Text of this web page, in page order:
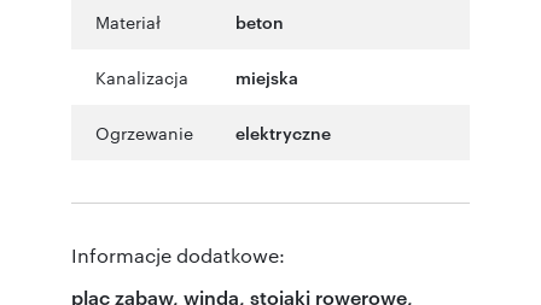
Materiał beton
Kanalizacja miejska
Ogrzewanie elektryczne
Informacje dodatkowe:
plac zabaw, winda, stojaki rowerowe,